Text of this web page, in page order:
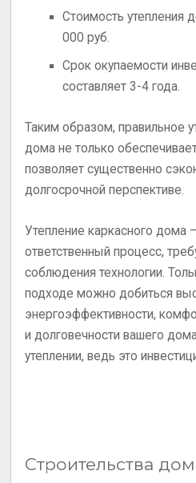
Стоимость утепления
000 руб.
Срок окупаемости
составляет 3-4 года.
Таким образом, правильное
дома не только
позволяет существенно
долгосрочной перспективе.
Утепление каркасного дома
ответственный процесс,
соблюдения технологии.
подходе можно добиться
энергоэффективности,
и долговечности вашего
утеплении, ведь это
Строительства